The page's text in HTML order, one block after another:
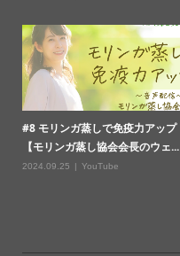
＃12 モリンガ蒸しと冷え性改善
【モリンガ蒸し協会会長のウェ...
2024.09.29 YouTube